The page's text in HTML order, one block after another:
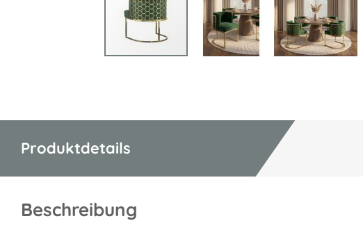
Bildgalerie
Produktdetails
Beschreibung